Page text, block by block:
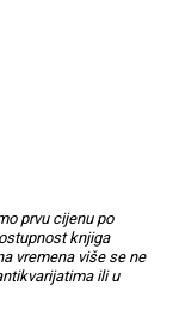
prvu cijenu po
knjiga
vremena više se ne
ili u